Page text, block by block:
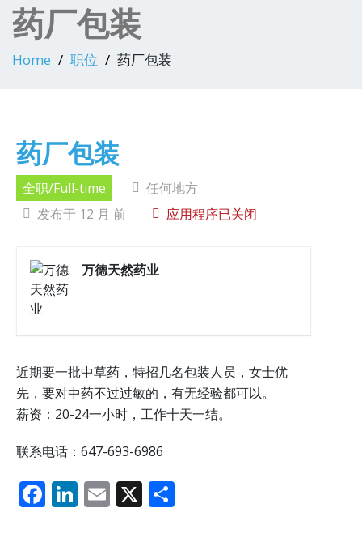
药厂包装
Home 职位 药厂包装
药厂包装
全职/Full-time
任何地方
发布于 12 月 前
应用程序已关闭
万德天然药业
近期要一批中草药，特招几名包装人员，女士优
先，要对中药不过过敏的，有无经验都可以。
薪资：20-24一小时，工作十天一结。
联系电话：647-693-6986
F Li E X